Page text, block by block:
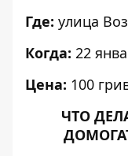
Где: улица
Когда: 22
Цена: 100
ЧТО